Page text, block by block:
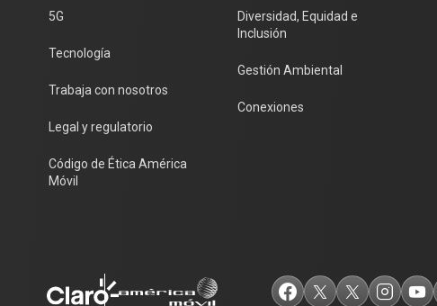
5G
Tecnología
Trabaja con nosotros
Legal y regulatorio
Código de Ética América
Móvil
Diversidad, Equidad e
Inclusión
Gestión Ambiental
Conexiones